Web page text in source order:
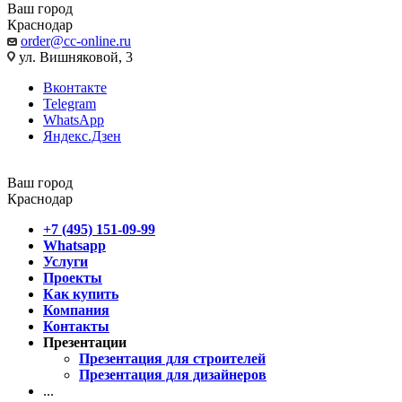
Ваш город
Краснодар
order@cc-online.ru
ул. Вишняковой, 3
Вконтакте
Telegram
WhatsApp
Яндекс.Дзен
Ваш город
Краснодар
+7 (495) 151-09-99
Whatsapp
Услуги
Проекты
Как купить
Компания
Контакты
Презентации
Презентация для строителей
Презентация для дизайнеров
...